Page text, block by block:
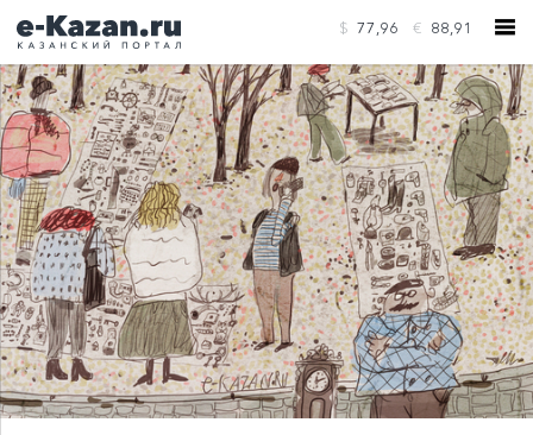
$ 77,96 € 88,91
КОНТАКТЫ